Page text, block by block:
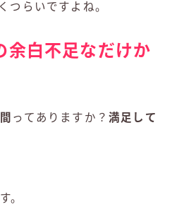
つらいですよね。
余白不足なだけか
ってありますか？満足して
。